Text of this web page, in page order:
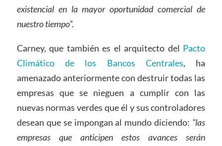
existencial en la mayor oportunidad comercial de
nuestro tiempo”.
Carney, que también es el arquitecto del Pacto
Climático de los Bancos Centrales, ha
amenazado anteriormente con destruir todas las
empresas que se nieguen a cumplir con las
nuevas normas verdes que él y sus controladores
desean que se impongan al mundo diciendo: “las
empresas que anticipen estos avances serán